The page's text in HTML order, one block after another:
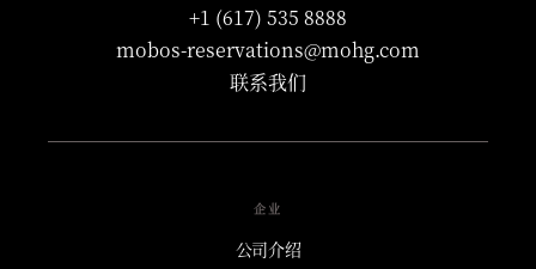
+1 (617) 535 8888
mobos-reservations@mohg.com
联系我们
企业
公司介绍